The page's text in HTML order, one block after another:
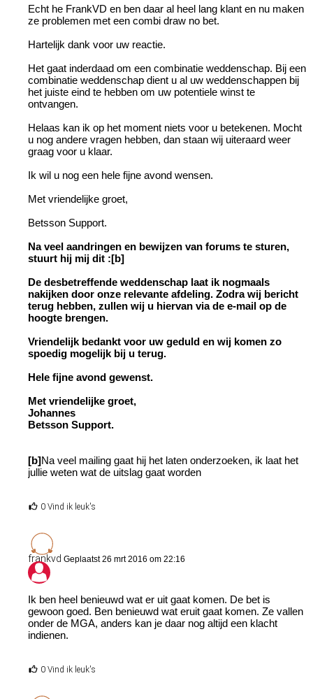
Echt he FrankVD en ben daar al heel lang klant en nu maken
ze problemen met een combi draw no bet.
Hartelijk dank voor uw reactie.
Het gaat inderdaad om een combinatie weddenschap. Bij een
combinatie weddenschap dient u al uw weddenschappen bij
het juiste eind te hebben om uw potentiele winst te
ontvangen.
Helaas kan ik op het moment niets voor u betekenen. Mocht
u nog andere vragen hebben, dan staan wij uiteraard weer
graag voor u klaar.
Ik wil u nog een hele fijne avond wensen.
Met vriendelijke groet,
Betsson Support.
Na veel aandringen en bewijzen van forums te sturen,
stuurt hij mij dit :[b]
De desbetreffende weddenschap laat ik nogmaals
nakijken door onze relevante afdeling. Zodra wij bericht
terug hebben, zullen wij u hiervan via de e-mail op de
hoogte brengen.
Vriendelijk bedankt voor uw geduld en wij komen zo
spoedig mogelijk bij u terug.
Hele fijne avond gewenst.
Met vriendelijke groet,
Johannes
Betsson Support.
[b]Na veel mailing gaat hij het laten onderzoeken, ik laat het
jullie weten wat de uitslag gaat worden
0 Vind ik leuk's
frankvd Geplaatst 26 mrt 2016 om 22:16
Ik ben heel benieuwd wat er uit gaat komen. De bet is
gewoon goed. Ben benieuwd wat eruit gaat komen. Ze vallen
onder de MGA, anders kan je daar nog altijd een klacht
indienen.
0 Vind ik leuk's